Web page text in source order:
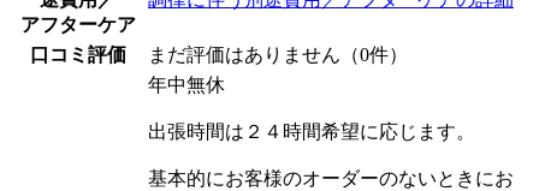
アフターケア
口コミ評価 まだ評価はありません（0件）
年中無休
出張時間は２４時間希望に応じます。
基本的にお客様のオーダーのないときにお